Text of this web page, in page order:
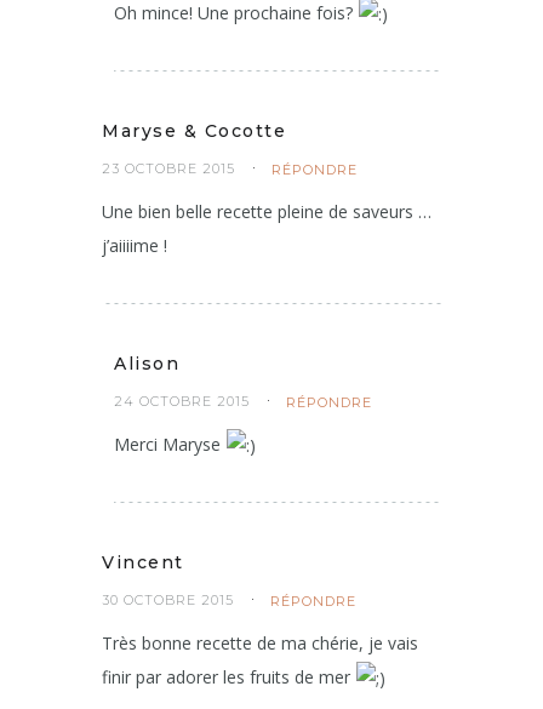
Oh mince! Une prochaine fois?
Maryse & Cocotte
23 OCTOBRE 2015 RÉPONDRE
Une bien belle recette pleine de saveurs …
j’aiiiime !
Alison
24 OCTOBRE 2015 RÉPONDRE
Merci Maryse
Vincent
30 OCTOBRE 2015 RÉPONDRE
Très bonne recette de ma chérie, je vais
finir par adorer les fruits de mer